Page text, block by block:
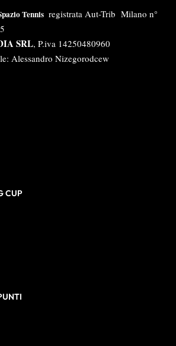
Tennis registrata Aut-Trib Milano n°
SRL, P.iva 14250480960
Alessandro Nizegorodcew
CUP